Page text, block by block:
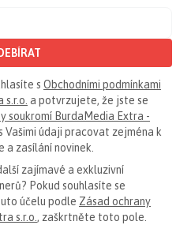
s Obchodními podmínkami
s.r.o. a potvrzujete, že jste se
soukromí BurdaMedia Extra -
Vašimi údaji pracovat zejména k
a zasílání novinek.
zajímavé a exkluzivní
Pokud souhlasíte se
účelu podle Zásad ochrany
s.r.o., zaškrtněte toto pole.